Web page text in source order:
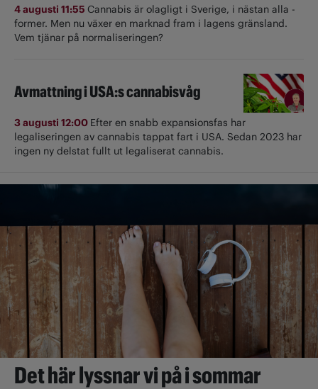
4 augusti 11:55 Cannabis är olagligt i ­Sverige, i nästan alla ­
former. Men nu växer en marknad fram i lagens gränsland.
Vem tjänar på normaliseringen?
Avmattning i USA:s cannabisvåg
3 augusti 12:00 Efter en snabb expansionsfas har
legaliseringen av cannabis tappat fart i USA. Sedan 2023 har
ingen ny delstat fullt ut ­legaliserat cannabis.
Det här lyssnar vi på i sommar